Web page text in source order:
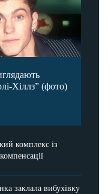
Хіллз” (фото)
комплекс із
заклала вибухівку